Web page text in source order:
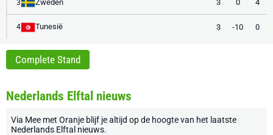
3 Zweden 3 0 4
4 Tunesië 3 -10 0
Complete Stand
Nederlands Elftal nieuws
Via Mee met Oranje blijf je altijd op de hoogte van het laatste
Nederlands Elftal nieuws.